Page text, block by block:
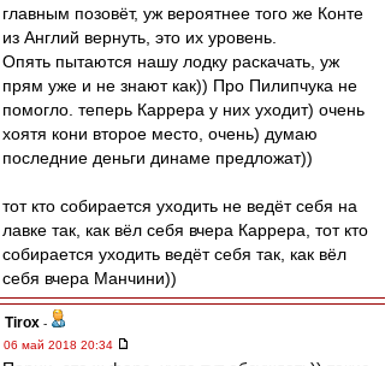
главным позовёт, уж вероятнее того же Конте
из Англий вернуть, это их уровень.
Опять пытаются нашу лодку раскачать, уж
прям уже и не знают как)) Про Пилипчука не
помогло. теперь Каррера у них уходит) очень
хоятя кони второе место, очень) думаю
последние деньги динаме предложат))
тот кто собирается уходить не ведёт себя на
лавке так, как вёл себя вчера Каррера, тот кто
собирается уходить ведёт себя так, как вёл
себя вчера Манчини))
Tirox -
06 май 2018 20:34